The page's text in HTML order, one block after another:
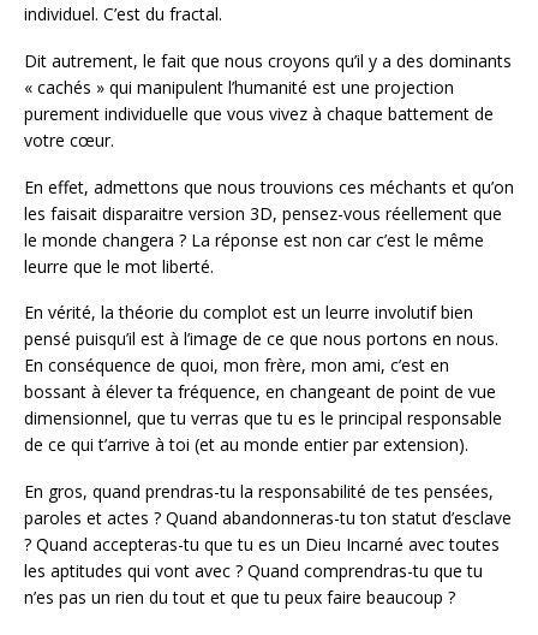
individuel. C’est du fractal.
Dit autrement, le fait que nous croyons qu’il y a des dominants
« cachés » qui manipulent l’humanité est une projection
purement individuelle que vous vivez à chaque battement de
votre cœur.
En effet, admettons que nous trouvions ces méchants et qu’on
les faisait disparaitre version 3D, pensez-vous réellement que
le monde changera ? La réponse est non car c’est le même
leurre que le mot liberté.
En vérité, la théorie du complot est un leurre involutif bien
pensé puisqu’il est à l’image de ce que nous portons en nous.
En conséquence de quoi, mon frère, mon ami, c’est en
bossant à élever ta fréquence, en changeant de point de vue
dimensionnel, que tu verras que tu es le principal responsable
de ce qui t’arrive à toi (et au monde entier par extension).
En gros, quand prendras-tu la responsabilité de tes pensées,
paroles et actes ? Quand abandonneras-tu ton statut d’esclave
? Quand accepteras-tu que tu es un Dieu Incarné avec toutes
les aptitudes qui vont avec ? Quand comprendras-tu que tu
n’es pas un rien du tout et que tu peux faire beaucoup ?